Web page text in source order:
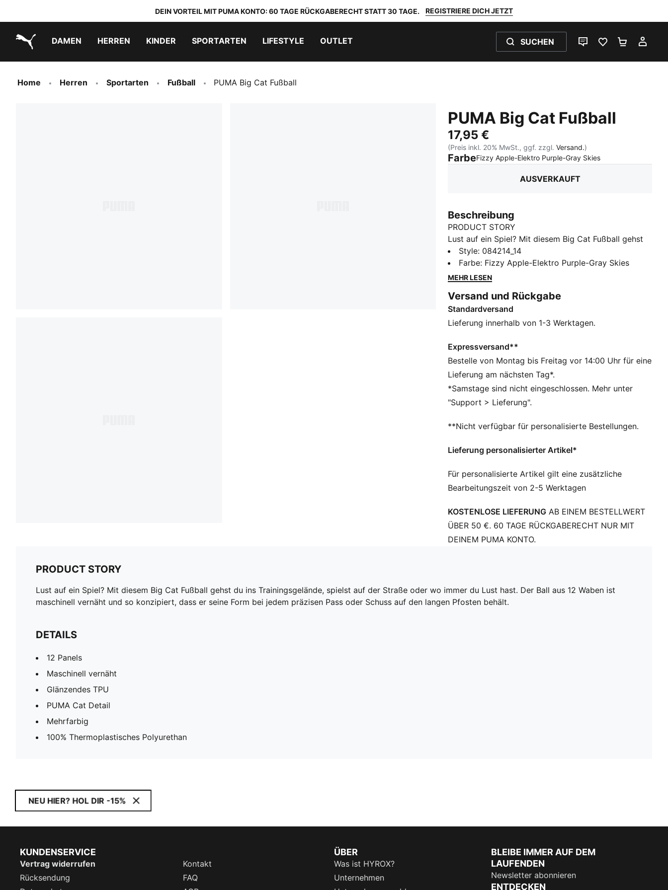
DEIN VORTEIL MIT PUMA KONTO: 60 TAGE RÜCKGABERECHT STATT 30 TAGE. REGISTRIERE DICH JETZT
DAMEN HERREN KINDER SPORTARTEN LIFESTYLE OUTLET SUCHEN
LIVE-CHATFAVORITEN 0
Home Herren Sportarten Fußball PUMA Big Cat Fußball
PUMA Big Cat Fußball
17,95 €
(Preis inkl. 20% MwSt., ggf. zzgl.Versand.)
FarbeFizzy Apple-Elektro Purple-Gray Skies:
AUSVERKAUFT
Beschreibung
PRODUCT STORY
Lust auf ein Spiel? Mit diesem Big Cat Fußball gehst
du ins Trainingsgelände, spielst auf der Straße oder
wo immer du Lust hast. Der Ball aus 12 Waben ist
maschinell vernäht und so konzipiert, dass er seine
langen Pfosten behält.
DETAILS
12 Panels
Glänzendes TPU
PUMA Cat Detail
Mehrfarbig
100% Thermoplastisches Polyurethan
Style: 084214_14
Farbe: Fizzy Apple-Elektro Purple-Gray Skies
MEHR LESEN
Versand und Rückgabe
Standardversand
Lieferung innerhalb von 1-3 Werktagen.
Expressversand**
Bestelle von Montag bis Freitag vor 14:00 Uhr für eine
Lieferung am nächsten Tag*.
*Samstage sind nicht eingeschlossen. Mehr unter
"Support > Lieferung".
**Nicht verfügbar für personalisierte Bestellungen.
Lieferung personalisierter Artikel*
Für personalisierte Artikel gilt eine zusätzliche
Bearbeitungszeit von 2-5 Werktagen
KOSTENLOSE LIEFERUNG AB EINEM BESTELLWERT
ÜBER 50 €. 60 TAGE RÜCKGABERECHT NUR MIT
DEINEM PUMA KONTO.
PRODUCT STORY
Lust auf ein Spiel? Mit diesem Big Cat Fußball gehst du ins Trainingsgelände, spielst auf der Straße oder wo immer du Lust hast. Der Ball aus 12 Waben ist
maschinell vernäht und so konzipiert, dass er seine Form bei jedem präzisen Pass oder Schuss auf den langen Pfosten behält.
DETAILS
12 Panels
Maschinell vernäht
Glänzendes TPU
PUMA Cat Detail
Mehrfarbig
100% Thermoplastisches Polyurethan
NEU HIER? HOL DIR -15%
KUNDENSERVICE
Vertrag widerrufen
Kontakt
Rücksendung
FAQ
ÜBER
Was ist HYROX?
Unternehmen
BLEIBE IMMER AUF DEM
LAUFENDEN
Newsletter abonnieren
ENTDECKEN